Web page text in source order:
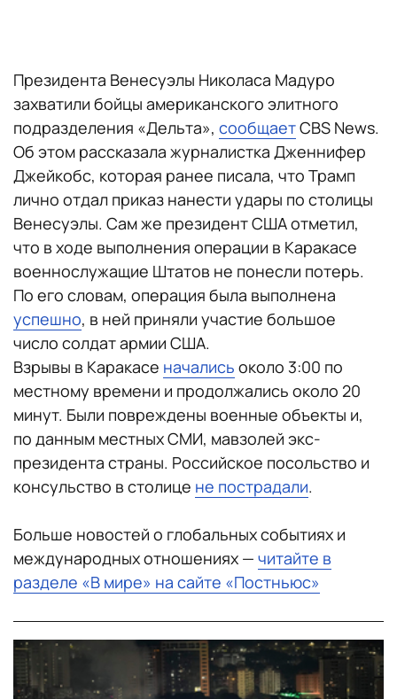
Президента Венесуэлы Николаса Мадуро
захватили бойцы американского элитного
подразделения «Дельта», сообщаетCBS News.
Об этом рассказала журналистка Дженнифер
Джейкобс, которая ранее писала, что Трамп
лично отдал приказ нанести удары по столицы
Венесуэлы. Сам же президент США отметил,
что в ходе выполнения операции в Каракасе
военнослужащие Штатов не понесли потерь.
По его словам, операция была выполнена
успешно, в ней приняли участие большое
число солдат армии США.
Взрывы в Каракасе начались около 3:00 по
местному времени и продолжались около 20
минут. Были повреждены военные объекты и,
по данным местных СМИ, мавзолей экс-
президента страны. Российское посольство и
консульство в столице не пострадали.
Больше новостей о глобальных событиях и
международных отношениях — читайте в
разделе «В мире» на сайте «Постньюс»